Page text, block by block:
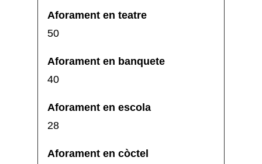
50
40
28